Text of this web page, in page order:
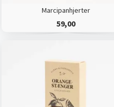
Marcipanhjerter
59,00